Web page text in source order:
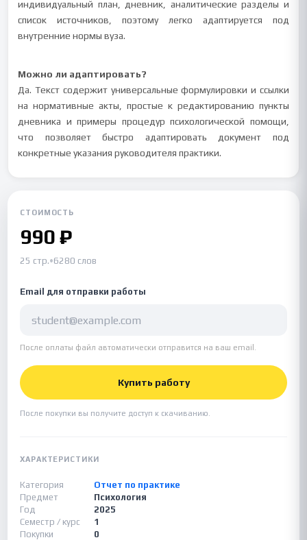
индивидуальный план, дневник, аналитические разделы и
список источников, поэтому легко адаптируется под
внутренние нормы вуза.
Можно ли адаптировать?
Да. Текст содержит универсальные формулировки и ссылки
на нормативные акты, простые к редактированию пункты
дневника и примеры процедур психологической помощи,
что позволяет быстро адаптировать документ под
конкретные указания руководителя практики.
СТОИМОСТЬ
990 ₽
25 стр.•6280 слов
Email для отправки работы
После оплаты файл автоматически отправится на ваш email.
Купить работу
После покупки вы получите доступ к скачиванию.
ХАРАКТЕРИСТИКИ
Категория
Отчет по практике
Предмет
Психология
Год
2025
Семестр / курс
1
Покупки
0